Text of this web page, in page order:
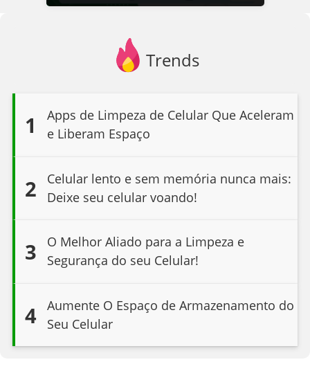
Trends
1
Apps de Limpeza de Celular Que Aceleram
e Liberam Espaço
2
Celular lento e sem memória nunca mais:
Deixe seu celular voando!
3
O Melhor Aliado para a Limpeza e
Segurança do seu Celular!
4
Aumente O Espaço de Armazenamento do
Seu Celular